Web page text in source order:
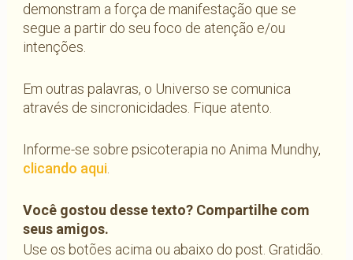
demonstram a força de manifestação que se
segue a partir do seu foco de atenção e/ou
intenções.
Em outras palavras, o Universo se comunica
através de sincronicidades. Fique atento.
Informe-se sobre psicoterapia no Anima Mundhy,
clicando aqui.
Você gostou desse texto? Compartilhe com
seus amigos.
Use os botões acima ou abaixo do post. Gratidão.